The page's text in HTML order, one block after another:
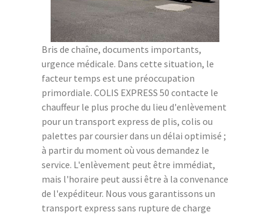
Bris de chaîne, documents importants,
urgence médicale. Dans cette situation, le
facteur temps est une préoccupation
primordiale. COLIS EXPRESS 50 contacte le
chauffeur le plus proche du lieu d'enlèvement
pour un transport express de plis, colis ou
palettes par coursier dans un délai optimisé ;
à partir du moment où vous demandez le
service. L'enlèvement peut être immédiat,
mais l'horaire peut aussi être à la convenance
de l'expéditeur. Nous vous garantissons un
transport express sans rupture de charge